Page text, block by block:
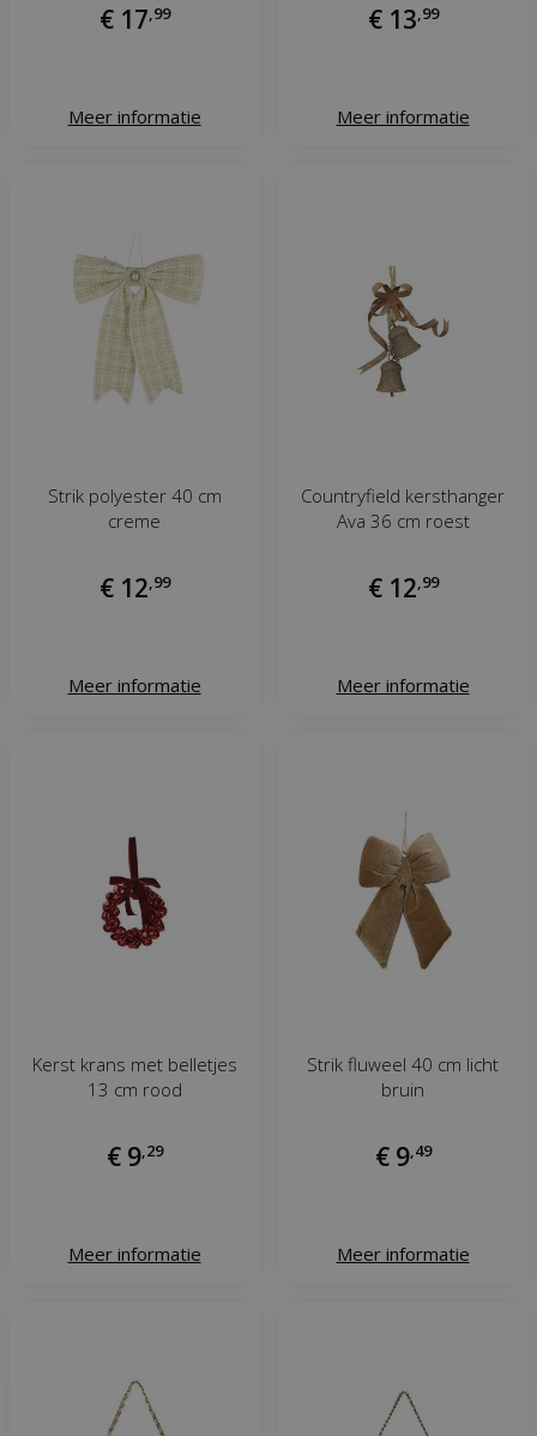
€ 17 99
Meer informatie
€ 13 99
Meer informatie
Strik polyester 40 cm
creme
€ 12 99
Meer informatie
Countryfield kersthanger
Ava 36 cm roest
€ 12 99
Meer informatie
Kerst krans met belletjes
13 cm rood
€ 9, 29
Meer informatie
Strik fluweel 40 cm licht
bruin
€ 9, 49
Meer informatie